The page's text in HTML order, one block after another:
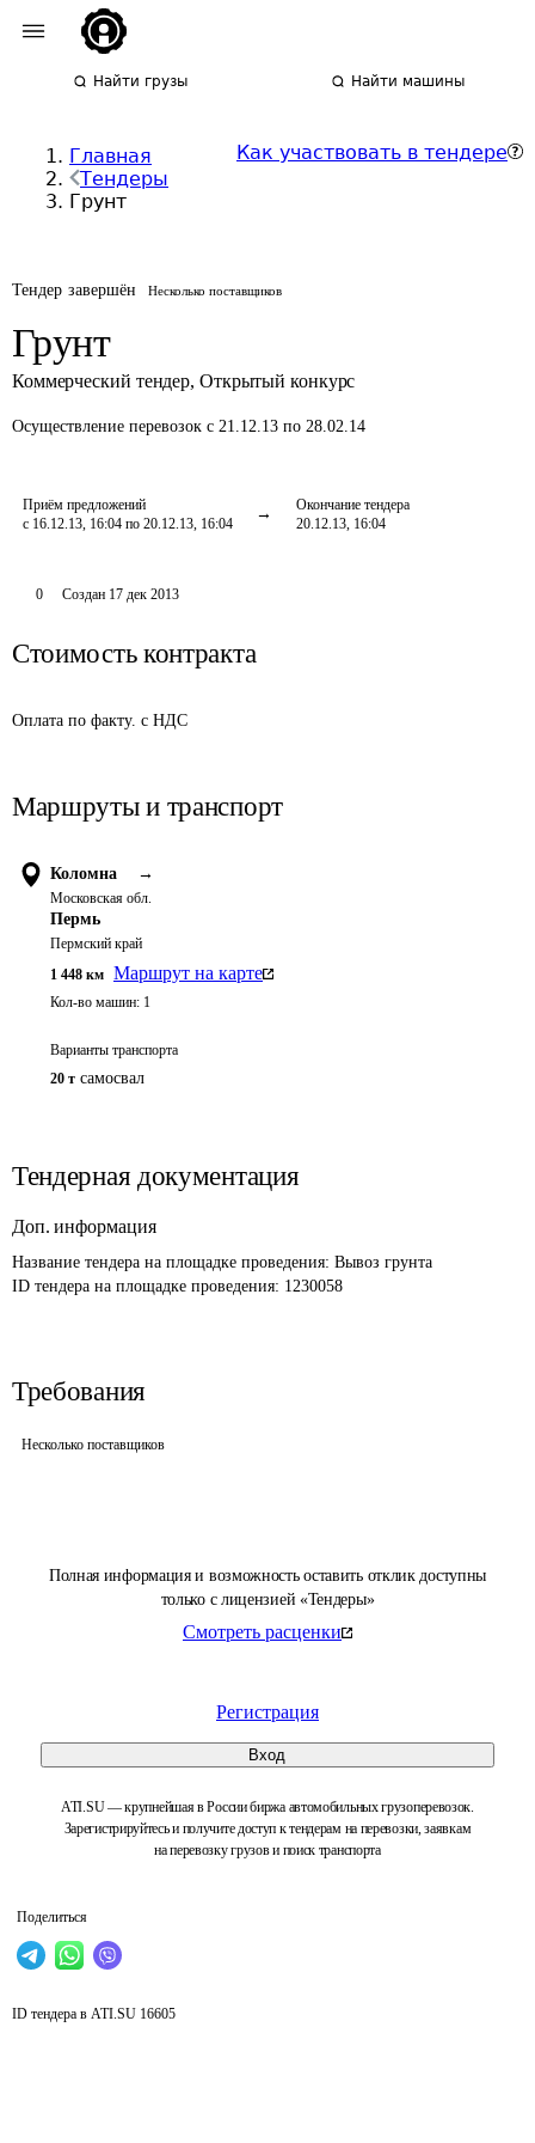
Найти грузы Найти машины
Главная
Тендеры
Грунт
Как участвовать в тендере
Тендер завершён Несколько поставщиков
Грунт
Коммерческий тендер, Открытый конкурс
Осуществление перевозок с 21.12.13 по 28.02.14
Приём предложений
с 16.12.13, 16:04 по 20.12.13, 16:04
Окончание тендера
20.12.13, 16:04
Полная информация и возможность оставить отклик доступны
только с лицензией «Тендеры»
Смотреть расценки
Регистрация
Вход
ATI.SU — крупнейшая в России биржа автомобильных грузоперевозок.
Зарегистрируйтесь и получите доступ к тендерам на перевозки, заявкам
на перевозку грузов и поиск транспорта
Поделиться
0 Создан 17 дек 2013
Стоимость контракта
Оплата по факту. с НДС
Маршруты и транспорт
Коломна →
Московская обл.
Пермь
Пермский край
1 448 км Маршрут на карте
Кол-во машин: 1
Варианты транспорта
20 т самосвал
Тендерная документация
Доп. информация
Название тендера на площадке проведения: Вывоз грунта
ID тендера на площадке проведения: 1230058
Требования
Несколько поставщиков
ID тендера в ATI.SU 16605